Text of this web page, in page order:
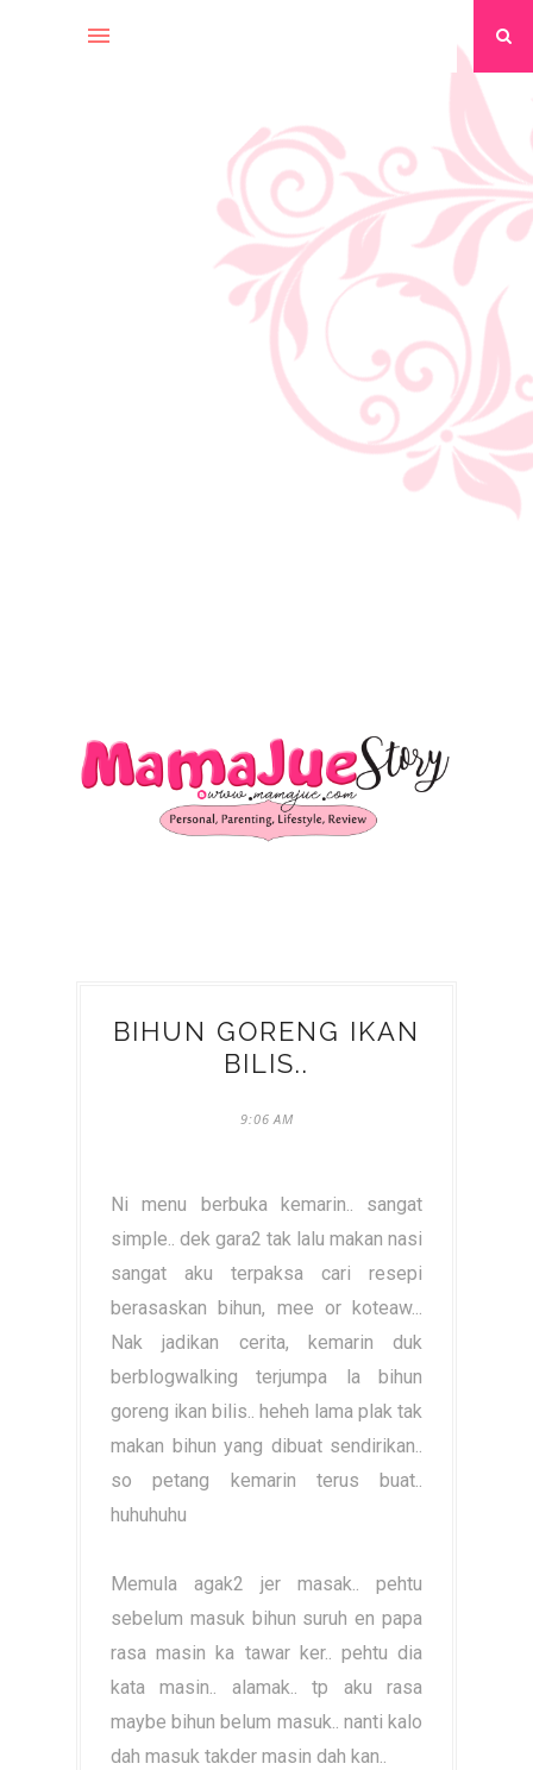
BIHUN GORENG IKAN
BILIS..
9:06 AM
Ni menu berbuka kemarin.. sangat
simple.. dek gara2 tak lalu makan nasi
sangat aku terpaksa cari resepi
berasaskan bihun, mee or koteaw...
Nak jadikan cerita, kemarin duk
berblogwalking terjumpa la bihun
goreng ikan bilis.. heheh lama plak tak
makan bihun yang dibuat sendirikan..
so petang kemarin terus buat..
huhuhuhu
Memula agak2 jer masak.. pehtu
sebelum masuk bihun suruh en papa
rasa masin ka tawar ker.. pehtu dia
kata masin.. alamak.. tp aku rasa
maybe bihun belum masuk.. nanti kalo
dah masuk takder masin dah kan..